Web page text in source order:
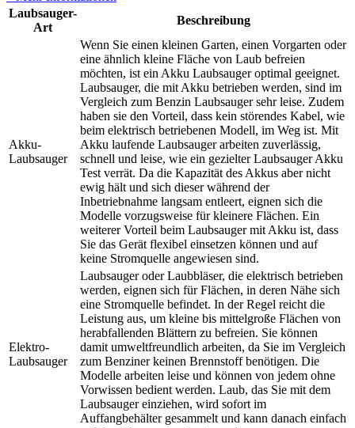
Laubsauger-
Art
Beschreibung
Akku-
Laubsauger
Wenn Sie einen kleinen Garten, einen Vorgarten oder
eine ähnlich kleine Fläche von Laub befreien
möchten, ist ein Akku Laubsauger optimal geeignet.
Laubsauger, die mit Akku betrieben werden, sind im
Vergleich zum Benzin Laubsauger sehr leise. Zudem
haben sie den Vorteil, dass kein störendes Kabel, wie
beim elektrisch betriebenen Modell, im Weg ist. Mit
Akku laufende Laubsauger arbeiten zuverlässig,
schnell und leise, wie ein gezielter Laubsauger Akku
Test verrät. Da die Kapazität des Akkus aber nicht
ewig hält und sich dieser während der
Inbetriebnahme langsam entleert, eignen sich die
Modelle vorzugsweise für kleinere Flächen. Ein
weiterer Vorteil beim Laubsauger mit Akku ist, dass
Sie das Gerät flexibel einsetzen können und auf
keine Stromquelle angewiesen sind.
Elektro-
Laubsauger
Laubsauger oder Laubbläser, die elektrisch betrieben
werden, eignen sich für Flächen, in deren Nähe sich
eine Stromquelle befindet. In der Regel reicht die
Leistung aus, um kleine bis mittelgroße Flächen von
herabfallenden Blättern zu befreien. Sie können
damit umweltfreundlich arbeiten, da Sie im Vergleich
zum Benziner keinen Brennstoff benötigen. Die
Modelle arbeiten leise und können von jedem ohne
Vorwissen bedient werden. Laub, das Sie mit dem
Laubsauger einziehen, wird sofort im
Auffangbehälter gesammelt und kann danach einfach